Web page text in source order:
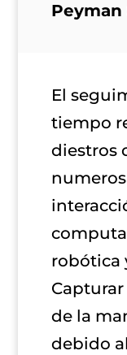
Peyman
El
tiempo
diestros
robótica
de la
debido